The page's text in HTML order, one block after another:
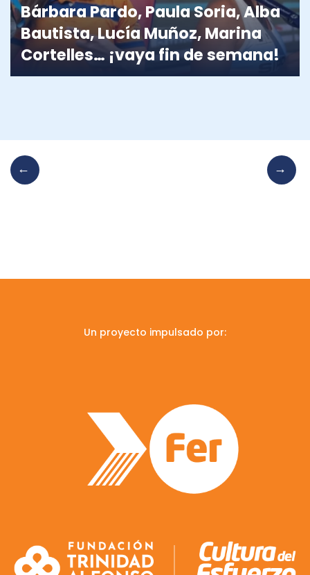
Bárbara Pardo, Paula Soria, Alba
Bautista, Lucía Muñoz, Marina
Cortelles… ¡vaya fin de semana!
Un proyecto impulsado por: